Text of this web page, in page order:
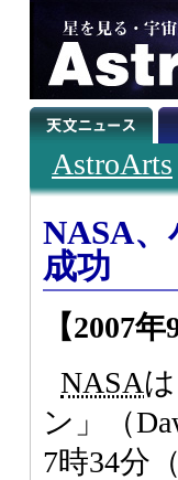
AstroArts
NASA
成功
【2007
NASA
ン」（
7時34分